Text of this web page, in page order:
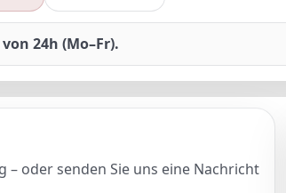
24h (Mo–Fr).
– oder senden Sie uns eine Nachricht